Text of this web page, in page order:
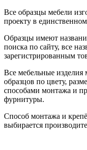
Все образцы мебели
проекту в
Образцы имеют
поиска по сайту, все
зарегистрированным
Все мебельные изделия
образцов по цвету,
способами монтажа и
фурнитуры.
Способ монтажа и
выбирается